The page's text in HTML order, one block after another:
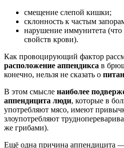
смещение слепой кишки;
склонность к частым
нарушение иммунитета (что
свойств крови).
Как провоцирующий фактор
расположение аппендикса в
конечно, нельзя не сказать о
В этом смысле наиболее
аппендицита люди, которые в
употребляют мясо, имеют
злоупотребляют
же грибами).
Ещё одна причина аппендицита